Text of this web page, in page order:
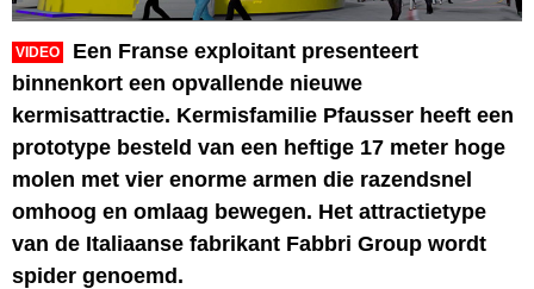
VIDEO
Een Franse exploitant presenteert
binnenkort een opvallende nieuwe
kermisattractie. Kermisfamilie Pfausser heeft een
prototype besteld van een heftige 17 meter hoge
molen met vier enorme armen die razendsnel
omhoog en omlaag bewegen. Het attractietype
van de Italiaanse fabrikant Fabbri Group wordt
spider genoemd.